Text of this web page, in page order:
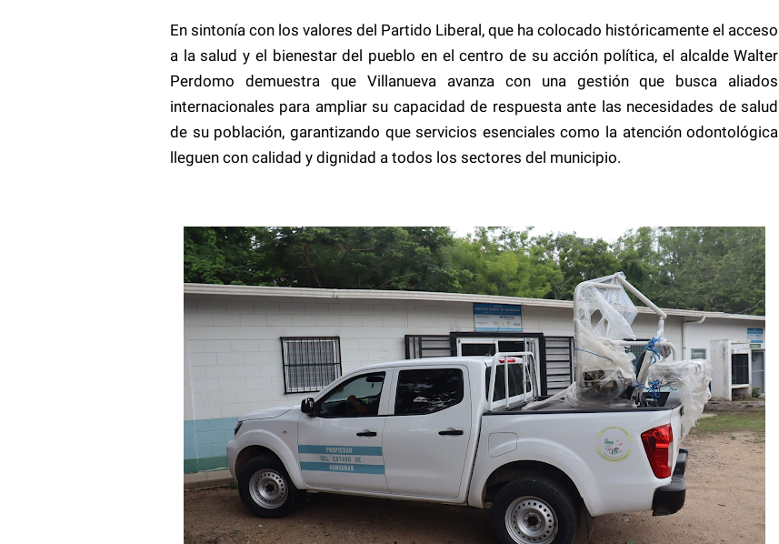
En sintonía con los valores del Partido Liberal, que ha colocado históricamente el acceso
a la salud y el bienestar del pueblo en el centro de su acción política, el alcalde Walter
Perdomo demuestra que Villanueva avanza con una gestión que busca aliados
internacionales para ampliar su capacidad de respuesta ante las necesidades de salud
de su población, garantizando que servicios esenciales como la atención odontológica
lleguen con calidad y dignidad a todos los sectores del municipio.